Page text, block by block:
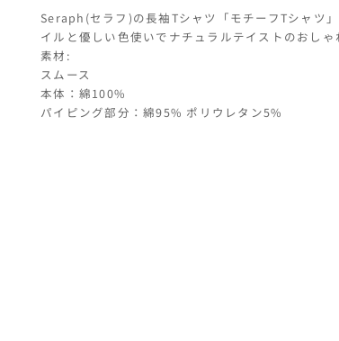
ツ
の
数
量
を
ャ
ツ
を
Seraph(セラフ)の長袖Tシャツ「モチーフTシャツ
イルと優しい色使いでナチュラルテイストのおしゃ
素材:
スムース
本体：綿100%
パイピング部分：綿95% ポリウレタン5%